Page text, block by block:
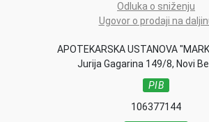
Odluka o sniženju
Ugovor o prodaji na
APOTEKARSKA USTANOVA
Jurija Gagarina 149/8, Novi
PIB
106377144